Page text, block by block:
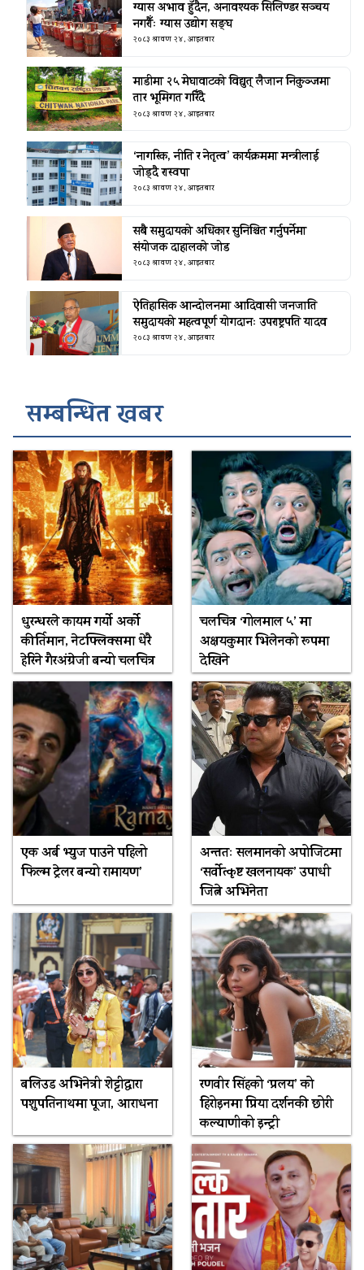
ग्यास अभाव हुँदैन, अनावश्यक सिलिण्डर सञ्चय
नगरौँः ग्यास उद्योग सङ्घ
२०८३ श्रावण २४, आइतबार
माडीमा २५ मेघावाटको विद्युत् लैजान निकुञ्जमा
तार भूमिगत गरिँदै
२०८३ श्रावण २४, आइतबार
‘नागरिक, नीति र नेतृत्व’ कार्यक्रममा मन्त्रीलाई
जोड्दै रास्वपा
२०८३ श्रावण २४, आइतबार
सबै समुदायको अधिकार सुनिश्चित गर्नुपर्नेमा
संयोजक दाहालको जोड
२०८३ श्रावण २४, आइतबार
ऐतिहासिक आन्दोलनमा आदिवासी जनजाति
समुदायको महत्वपूर्ण योगदानः उपराष्ट्रपति यादव
२०८३ श्रावण २४, आइतबार
सम्बन्धित खबर
धुरन्धरले कायम गर्यो अर्को
कीर्तिमान, नेटफ्लिक्समा धेरै
हेरिने गैरअंग्रेजी बन्यो चलचित्र
चलचित्र ‘गोलमाल ५’ मा
अक्षयकुमार भिलेनको रूपमा
देखिने
एक अर्ब भ्युज पाउने पहिलो
फिल्म ट्रेलर बन्यो रामायण’
अन्ततः सलमानको अपोजिटमा
‘सर्वोत्कृष्ट खलनायक’ उपाधी
जित्ने अभिनेता
बलिउड अभिनेत्री शेट्टीद्वारा
पशुपतिनाथमा पूजा, आराधना
रणवीर सिंहको ‘प्रलय’ को
हिरोइनमा प्रिया दर्शनकी छोरी
कल्याणीको इन्ट्री